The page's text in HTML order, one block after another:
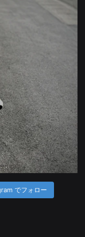
でフォロー